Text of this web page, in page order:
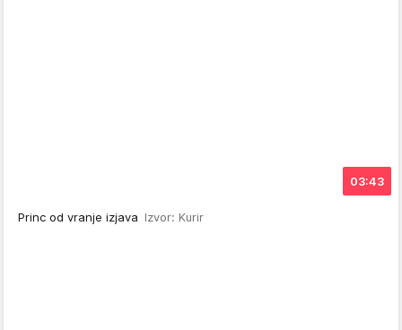
03:43
Princ od vranje izjava Izvor: Kurir